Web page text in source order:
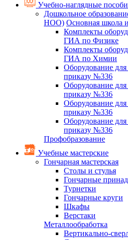
Учебно-наглядные
Дошкольное
НОО) Основная школа
Комплекты
ГИА по Физике
Комплекты
ГИА по Химии
Оборудование
приказу №336
Оборудование
приказу №336
Оборудование
приказу №336
Оборудование
приказу №336
Профобразование
Учебные мастерские
Гончарная мастерская
Столы и стулья
Гончарные
Турнетки
Гончарные круги
Шкафы
Верстаки
Металлообработка
Вертикально-